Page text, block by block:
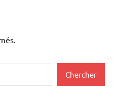
Chercher